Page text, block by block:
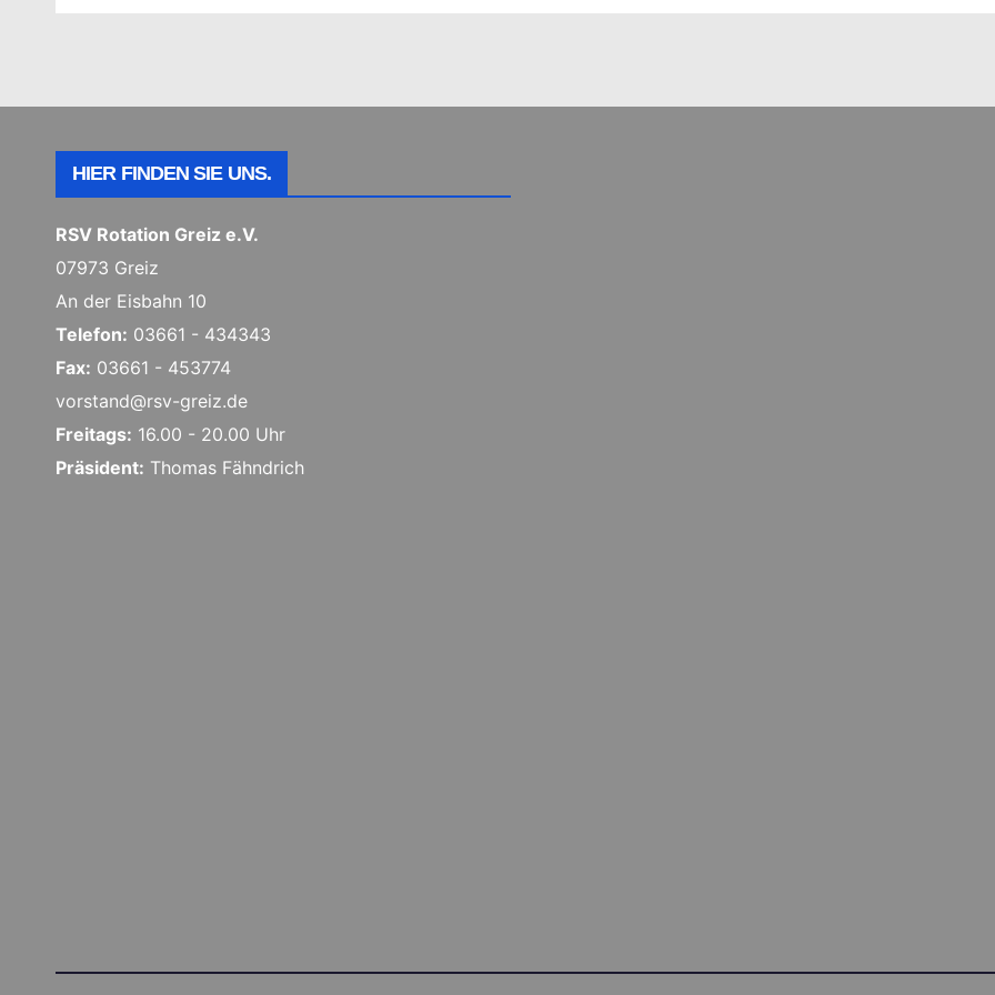
HIER FINDEN SIE UNS.
RSV Rotation Greiz e.V.
07973 Greiz
An der Eisbahn 10
Telefon: 03661 - 434343
Fax: 03661 - 453774
vorstand@rsv-greiz.de
Freitags: 16.00 - 20.00 Uhr
Präsident: Thomas Fähndrich